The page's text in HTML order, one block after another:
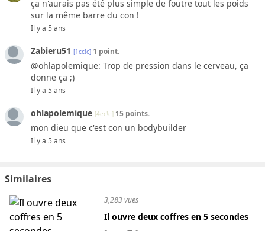
ça n'aurais pas été plus simple de foutre tout les poids
sur la même barre du con !
Il y a 5 ans
Zabieru51 [1cc!c] 1 point.
@ohlapolemique: Trop de pression dans le cerveau, ça
donne ça ;)
Il y a 5 ans
ohlapolemique [4ec!e] 15 points.
mon dieu que c'est con un bodybuilder
Il y a 5 ans
Similaires
3,283 vues
Il ouvre deux coffres en 5 secondes